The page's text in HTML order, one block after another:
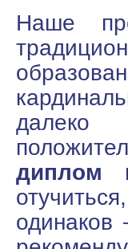
Наше
далеко
диплом